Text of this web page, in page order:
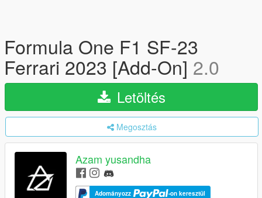
Formula One F1 SF-23
Ferrari 2023 [Add-On] 2.0
Letöltés
Megosztás
Azam yusandha
Adományozz -on keresztül